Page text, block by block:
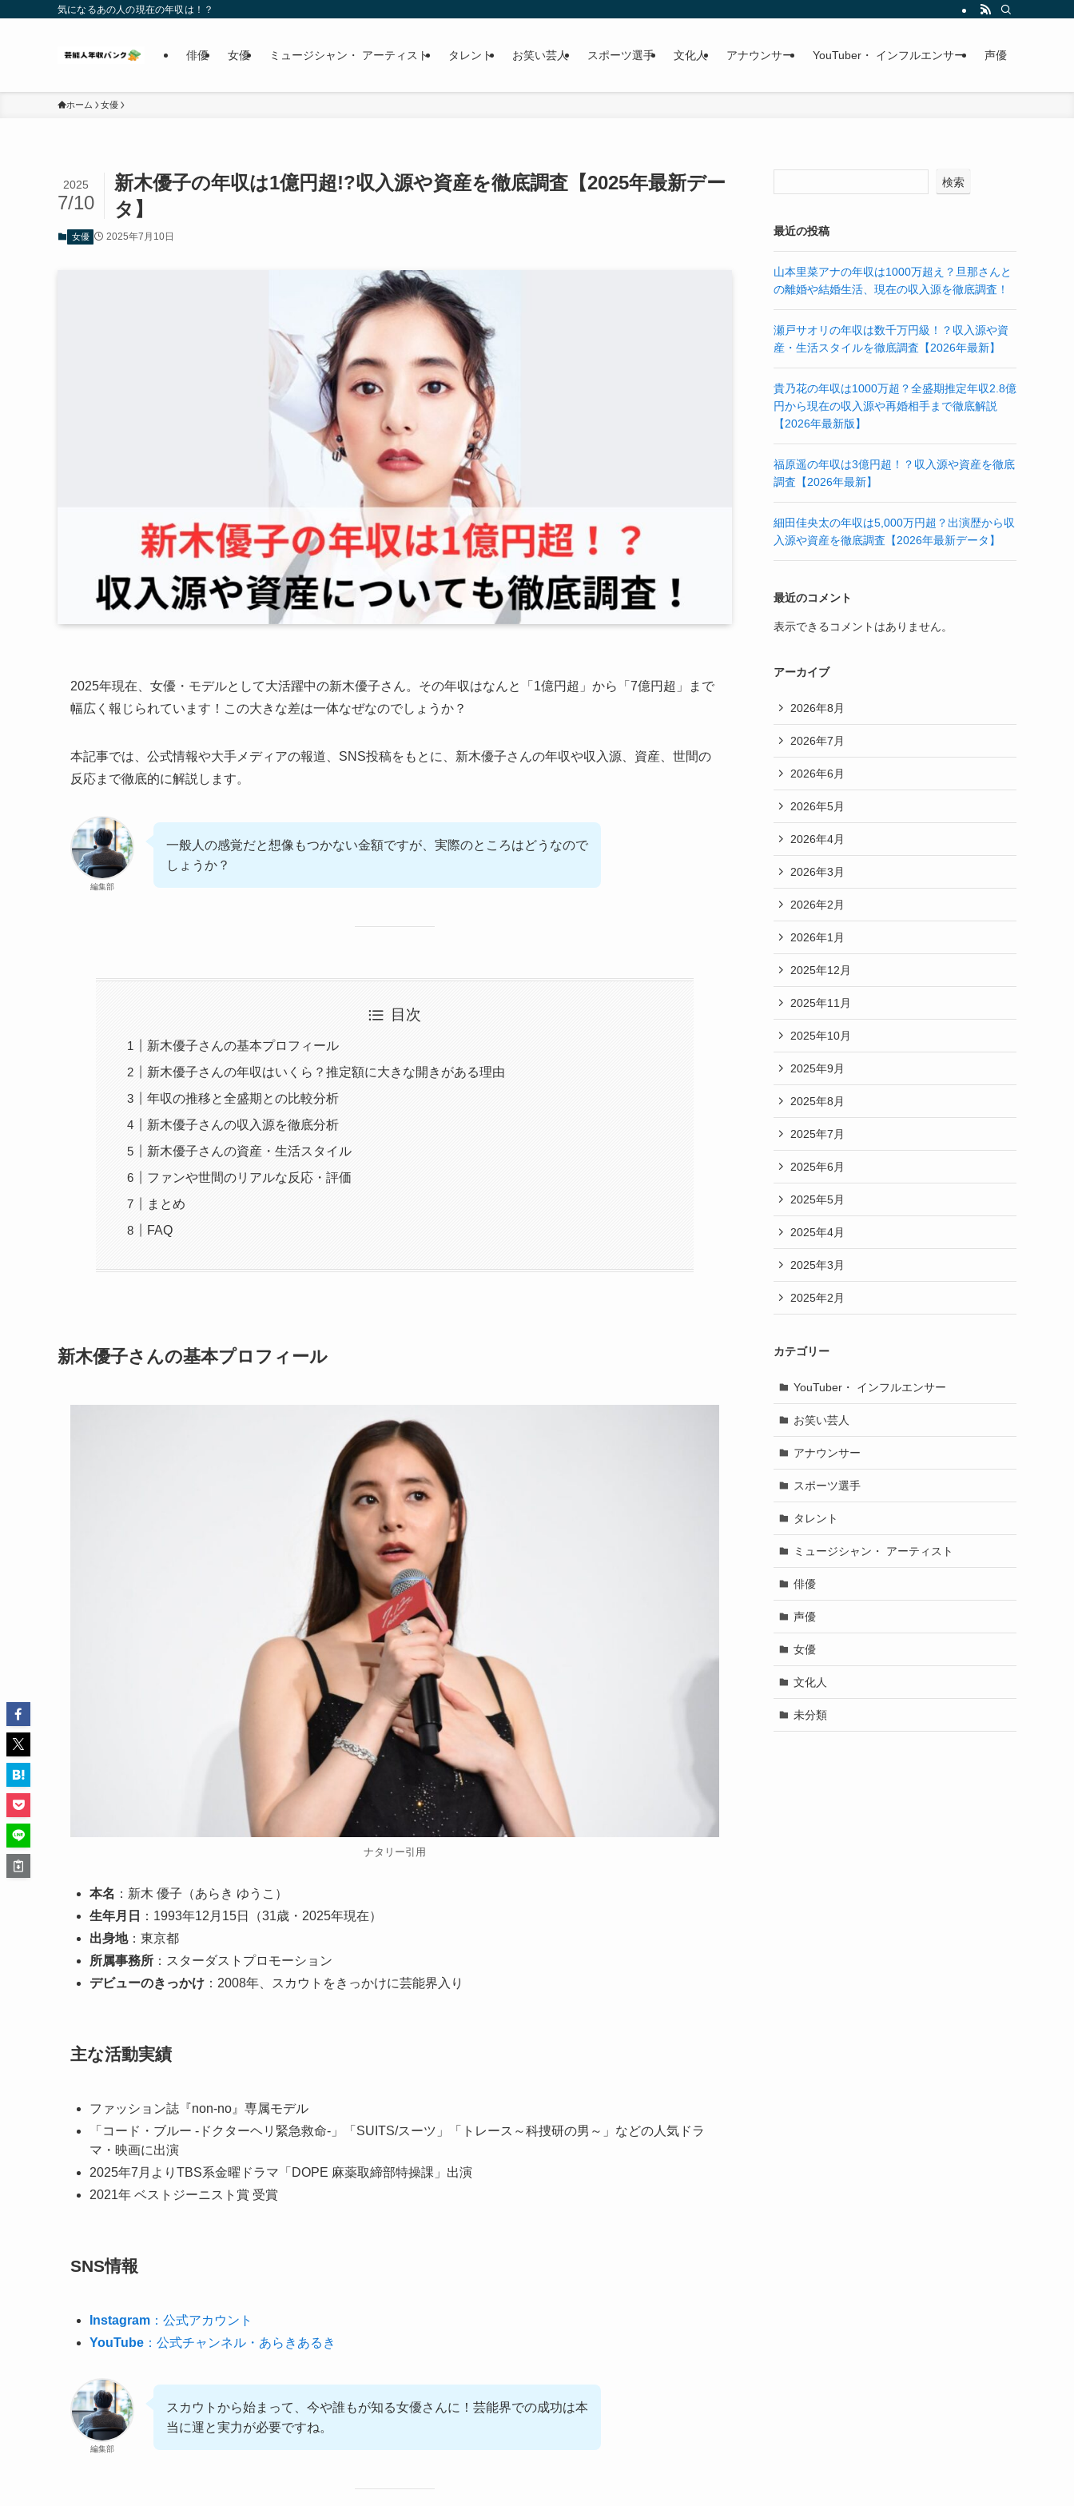
気になるあの人の現在の年収は！？
俳優 女優 ミュージシャン・ アーティスト タレント お笑い芸人 スポーツ選手 文化人 アナウンサー YouTuber・ インフルエンサー 声優
ホーム 女優
新木優子の年収は1億円超!?収入源や資産を徹底調査【2025年最新デー
タ】
2025
7/10
女優 2025年7月10日
2025年現在、女優・モデルとして大活躍中の新木優子さん。その年収はなんと「1億円超」から「7億円超」まで
幅広く報じられています！この大きな差は一体なぜなのでしょうか？
本記事では、公式情報や大手メディアの報道、SNS投稿をもとに、新木優子さんの年収や収入源、資産、世間の
反応まで徹底的に解説します。
編集部
一般人の感覚だと想像もつかない金額ですが、実際のところはどうなので
しょうか？
目次
新木優子さんの基本プロフィール
新木優子さんの年収はいくら？推定額に大きな開きがある理由
年収の推移と全盛期との比較分析
新木優子さんの収入源を徹底分析
新木優子さんの資産・生活スタイル
ファンや世間のリアルな反応・評価
まとめ
FAQ
新木優子さんの基本プロフィール
ナタリー引用
本名 ：新木 優子（あらき ゆうこ）
生年月日
：1993年12月15日（31歳・2025年現在）
出身地：東京都
所属事務所 ：スターダストプロモーション
デビューのきっかけ ：2008年、スカウトをきっかけに芸能界入り
主な活動実績
ファッション誌『non-no』専属モデル
「コード・ブルー -ドクターヘリ緊急救命-」「SUITS/スーツ」「トレース～科捜研の男～」などの人気ドラ
マ・映画に出演
2025年7月よりTBS系金曜ドラマ「DOPE 麻薬取締部特操課」出演
2021年 ベストジーニスト賞 受賞
SNS情報
Instagram ：公式アカウント
YouTube ：公式チャンネル・あらきあるき
編集部
スカウトから始まって、今や誰もが知る女優さんに！芸能界での成功は本
当に運と実力が必要ですね。
検索
最近の投稿
山本里菜アナの年収は1000万超え？旦那さんと
の離婚や結婚生活、現在の収入源を徹底調査！
瀬戸サオリの年収は数千万円級！？収入源や資
産・生活スタイルを徹底調査【2026年最新】
貴乃花の年収は1000万超？全盛期推定年収2.8億
円から現在の収入源や再婚相手まで徹底解説
【2026年最新版】
福原遥の年収は3億円超！？収入源や資産を徹底
調査【2026年最新】
細田佳央太の年収は5,000万円超？出演歴から収
入源や資産を徹底調査【2026年最新データ】
最近のコメント
表示できるコメントはありません。
アーカイブ
2026年8月
2026年7月
2026年6月
2026年5月
2026年4月
2026年3月
2026年2月
2026年1月
2025年12月
2025年11月
2025年10月
2025年9月
2025年8月
2025年7月
2025年6月
2025年5月
2025年4月
2025年3月
2025年2月
カテゴリー
YouTuber・ インフルエンサー
お笑い芸人
アナウンサー
スポーツ選手
タレント
ミュージシャン・ アーティスト
俳優
声優
女優
文化人
未分類